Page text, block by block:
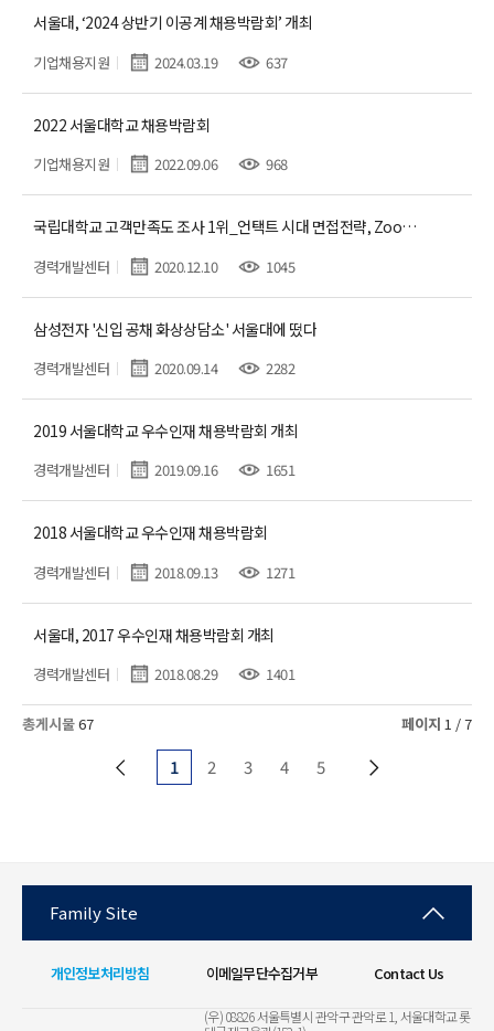
서울대, ‘2024 상반기 이공계 채용박람회’ 개최
기업채용지원 2024.03.19 637
2022 서울대학교 채용박람회
기업채용지원 2022.09.06 968
국립대학교 고객만족도 조사 1위_언택트 시대 면접전략, Zoom으로 진행
경력개발센터 2020.12.10 1045
삼성전자 '신입 공채 화상상담소' 서울대에 떴다
경력개발센터 2020.09.14 2282
2019 서울대학교 우수인재 채용박람회 개최
경력개발센터 2019.09.16 1651
2018 서울대학교 우수인재 채용박람회
경력개발센터 2018.09.13 1271
서울대, 2017 우수인재 채용박람회 개최
경력개발센터 2018.08.29 1401
총게시물67 페이지 1 / 7
1 2 3 4 5
개인정보처리방침 이메일무단수집거부 Contact Us
Family Site
(우) 08826 서울특별시 관악구 관악로 1, 서울대학교 롯